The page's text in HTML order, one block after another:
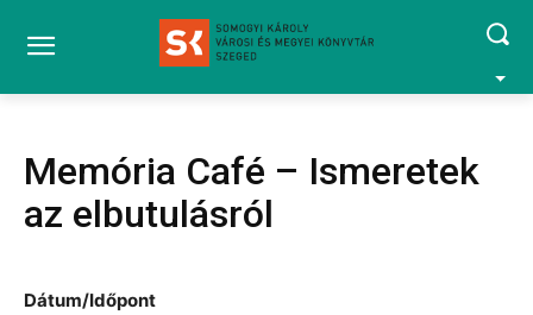
Memória Café – Ismeretek
az elbutulásról
Dátum/Időpont